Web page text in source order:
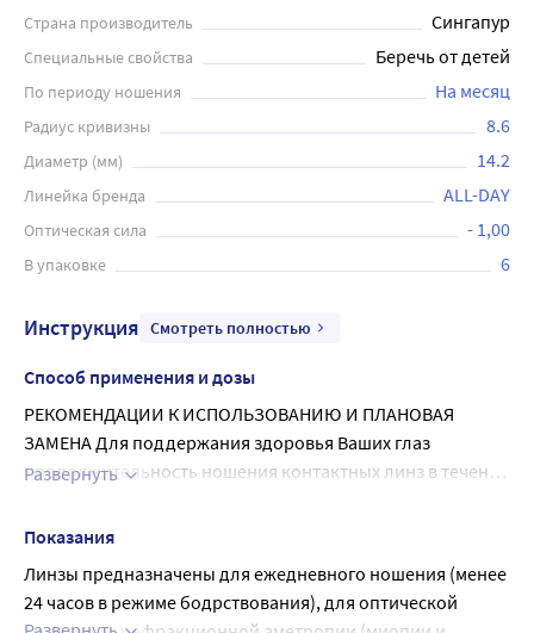
Страна производитель Сингапур
Специальные свойства Беречь от детей
По периоду ношения На месяц
Радиус кривизны 8.6
Диаметр (мм) 14.2
Линейка бренда ALL-DAY
Оптическая сила - 1,00
В упаковке 6
Инструкция Смотреть полностью
Способ применения и дозы
РЕКОМЕНДАЦИИ К ИСПОЛЬЗОВАНИЮ И ПЛАНОВАЯ
ЗАМЕНА Для поддержания здоровья Ваших глаз
продолжительность ношения контактных линз в течение
коррекции зрения. Линзы следует выбрасывать и
ОБРАЩЕНИЯ С КОНТАКТНЫМИ ЛИНЗАМИ Специалист по
контактной коррекции должен подробно объяснить Вам
ЛИНЗАМИ.
снятия для удаления опасных микроорганизмов,
чтобы быть уверенными в безопасном и комфортном
Развернуть
Показания
Линзы предназначены для ежедневного ношения (менее
24 часов в режиме бодрствования), для оптической